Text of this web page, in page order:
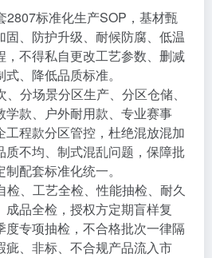
2807标准化生产SOP，基材甄
、防护升级、耐候防腐、低温
，不得私自更改工艺参数、删减
、降低品质标准。
分场景分区生产、分区仓储、
学款、户外耐用款、专业赛事
程款分区管控，杜绝混放混加
质不均、制式混乱问题，保障批
配套标准化统一。
检、工艺全检、性能抽检、耐久
品全检，授权方定期盲样复
专项抽检，不合格批次一律隔
疵、非标、不合规产品流入市